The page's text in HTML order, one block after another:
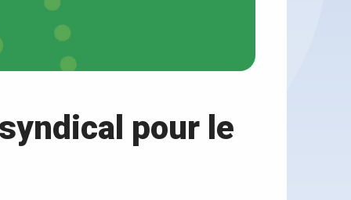
pour le